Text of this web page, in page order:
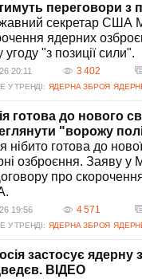
переговори з
секретар США
ядерних
угоду "з позиції сили".
20:11 3 402
У ТРЕНДІ: ЯДЕРНА ЗБРОЯ
готова до нового
"ворожу
нібито готова до
озброєння. Заяву у
про
19:56 4 571
У ТРЕНДІ: ЯДЕРНА ЗБРОЯ
застосує
ВIДЕО